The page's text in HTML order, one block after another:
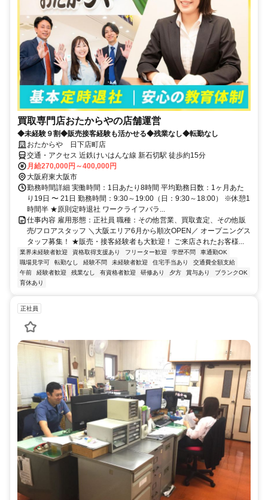
買取専門店おたからやの店舗運営
◆未経験９割◆販売接客経験も活かせる◆残業なし◆転勤なし
おたからや 日下店町店
交通・アクセス 近鉄けいはんな線 新石切駅 徒歩約15分
月給270,000円～400,000円
大阪府東大阪市
勤務時間詳細 実働時間：1日あたり8時間 平均勤務日数：1ヶ月あた
り19日 〜 21日 勤務時間：9:30～19:00（日：9:30～18:00） ※休憩1
時間半 ★原則定時退社 ワークライフバラ...
仕事内容 雇用形態：正社員 職種：その他営業、買取査定、その他販
売/フロアスタッフ ＼大阪エリア6月から順次OPEN／ オープニングス
タッフ募集！ ★販売・接客経験者も大歓迎！ ご来店されたお客様...
業界未経験者歓迎 資格取得支援あり フリーター歓迎 学歴不問
車通勤OK
職場見学可
転勤なし 経験不問 未経験者歓迎 住宅手当あり
交通費全額支給
午前
経験者歓迎 残業なし 有資格者歓迎 研修あり 夕方 賞与あり
ブランクOK
育休あり
正社員